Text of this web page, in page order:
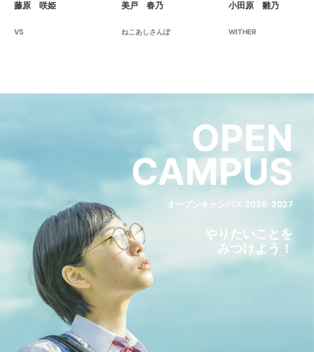
藤原 咲姫
VS
美戸 春乃
ねこあしさんぽ
小田原 雛乃
WITHER
OPEN
CAMPUS
オープンキャンパス 2026-2027
やりたいことを
みつけよう！